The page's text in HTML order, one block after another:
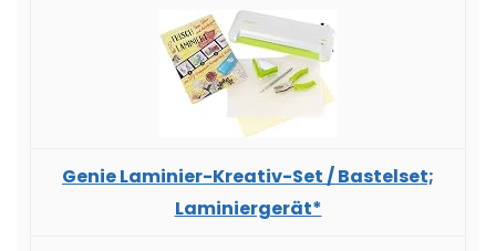
Genie Laminier-Kreativ-Set / Bastelset;
Laminiergerät*